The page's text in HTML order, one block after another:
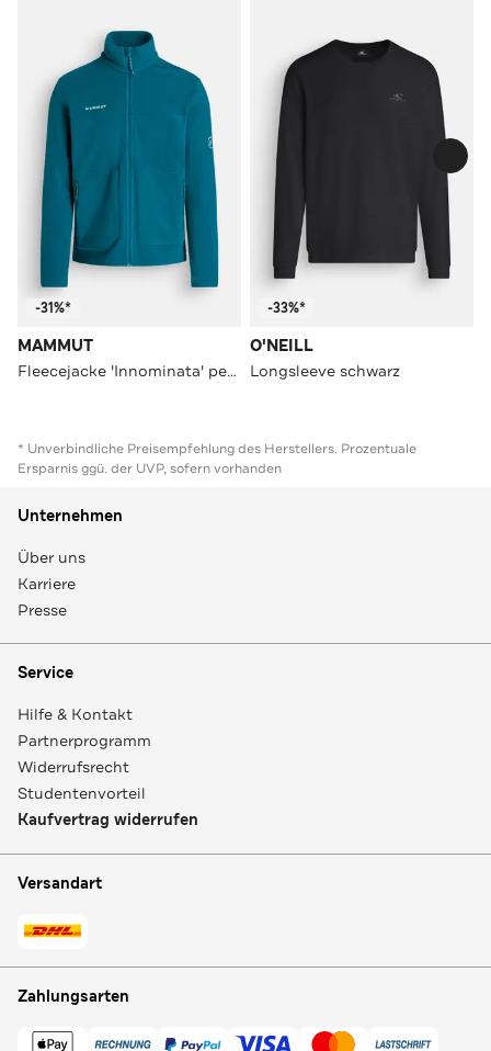
-31%*
MAMMUT
Fleecejacke 'Innominata' petrol
-33%*
O'NEILL
Longsleeve schwarz
* Unverbindliche Preisempfehlung des Herstellers. Prozentuale
Ersparnis ggü. der UVP, sofern vorhanden
Unternehmen
Über uns
Karriere
Presse
Service
Hilfe & Kontakt
Partnerprogramm
Widerrufsrecht
Studentenvorteil
Kaufvertrag widerrufen
Versandart
Zahlungsarten